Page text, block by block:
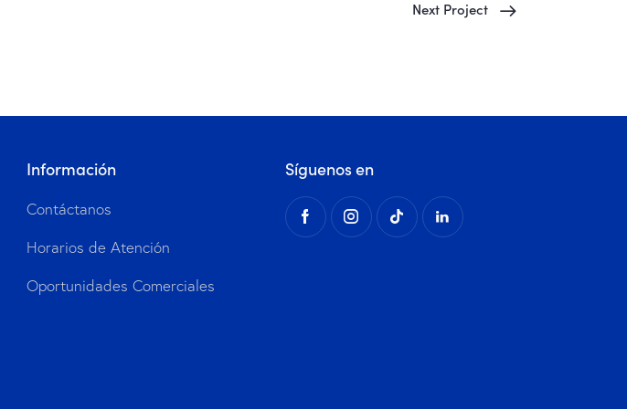
Next Project
Información
Contáctanos
Horarios de Atención
Oportunidades Comerciales
Síguenos en